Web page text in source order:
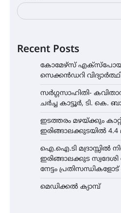
Recent Posts
കോമേഴ്സ്
സെക്കൻഡറി
സർഗ്ഗസാഹിതി-
ചർച്ച കാട്ടൂർ, ടി. കെ.
ഇടത്തരം മഴയ്ക്കും
ഇരിങ്ങാലക്കുടയിൽ 4.4
ഐ.ഐ.ടി മദ്രാസ്സിൽ
ഇരിങ്ങാലക്കുട
നേട്ടം
മെഡിക്കൽ ക്യാമ്പ്